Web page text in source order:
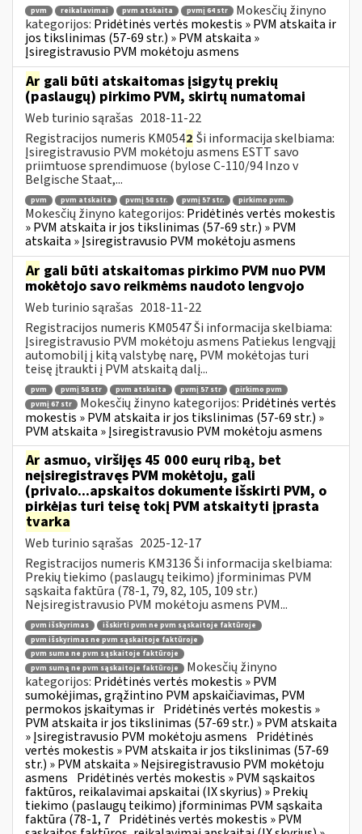
pvm reikalavimai pvm atskaita pvmį 64 str
Mokesčių žinyno
kategorijos: Pridėtinės vertės mokestis » PVM atskaita ir
jos tikslinimas (57-69 str.) » PVM atskaita »
Įsiregistravusio PVM mokėtoju asmens
Ar gali būti atskaitomas įsigytų prekių
(paslaugų) pirkimo PVM, skirtų numatomai
Web turinio sąrašas 2018-11-22
Registracijos numeris KM0542 Ši informacija skelbiama:
Įsiregistravusio PVM mokėtoju asmens ESTT savo
priimtuose sprendimuose (bylose C-110/94 Inzo v
Belgische Staat,...
pvm pvm atskaita pvmį 58 str. pvmį 57 str. pirkimo pvm.
Mokesčių žinyno kategorijos: Pridėtinės vertės mokestis
» PVM atskaita ir jos tikslinimas (57-69 str.) » PVM
atskaita » Įsiregistravusio PVM mokėtoju asmens
Ar gali būti atskaitomas pirkimo PVM nuo PVM
mokėtojo savo reikmėms naudoto lengvojo
Web turinio sąrašas 2018-11-22
Registracijos numeris KM0547 Ši informacija skelbiama:
Įsiregistravusio PVM mokėtoju asmens Patiekus lengvąjį
automobilį į kitą valstybę narę, PVM mokėtojas turi
teisę įtraukti į PVM atskaitą dalį...
pvm pvmį 58 str pvm atskaita pvmį 57 str
pirkimo pvm
pvmį 67 str
Mokesčių žinyno kategorijos: Pridėtinės vertės
mokestis » PVM atskaita ir jos tikslinimas (57-69 str.) »
PVM atskaita » Įsiregistravusio PVM mokėtoju asmens
Ar asmuo, viršijęs 45 000 eurų ribą, bet
neįsiregistravęs PVM mokėtoju, gali
(privalo...apskaitos dokumente išskirti PVM, o
pirkėjas turi teisę tokį PVM atskaityti įprasta
tvarka
Web turinio sąrašas 2025-12-17
Registracijos numeris KM3136 Ši informacija skelbiama:
Prekių tiekimo (paslaugų teikimo) įforminimas PVM
sąskaita faktūra (78-1, 79, 82, 105, 109 str.)
Neįsiregistravusio PVM mokėtoju asmens PVM...
pvm išskyrimas
išskirti pvm ne pvm sąskaitoje faktūroje
pvm išskyrimas ne pvm sąskaitoje faktūroje
pvm suma ne pvm sąskaitoje faktūroje
pvm sumą ne pvm sąskaitoje faktūroje
Mokesčių žinyno
kategorijos: Pridėtinės vertės mokestis » PVM
sumokėjimas, grąžintino PVM apskaičiavimas, PVM
permokos įskaitymas ir Pridėtinės vertės mokestis »
PVM atskaita ir jos tikslinimas (57-69 str.) » PVM atskaita
» Įsiregistravusio PVM mokėtoju asmens Pridėtinės
vertės mokestis » PVM atskaita ir jos tikslinimas (57-69
str.) » PVM atskaita » Neįsiregistravusio PVM mokėtoju
asmens Pridėtinės vertės mokestis » PVM sąskaitos
faktūros, reikalavimai apskaitai (IX skyrius) » Prekių
tiekimo (paslaugų teikimo) įforminimas PVM sąskaita
faktūra (78-1, 7 Pridėtinės vertės mokestis » PVM